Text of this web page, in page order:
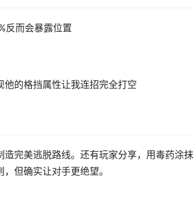
反而会暴露位置
的格挡属性让我连招完全打空
完美逃脱路线。还有玩家分享，用毒药涂抹
但确实让对手更绝望。